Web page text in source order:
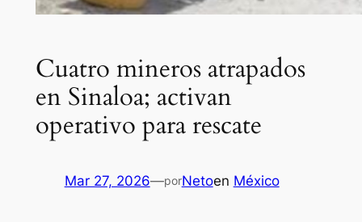
Cuatro mineros atrapados
en Sinaloa; activan
operativo para rescate
Mar 27, 2026—porNetoen México